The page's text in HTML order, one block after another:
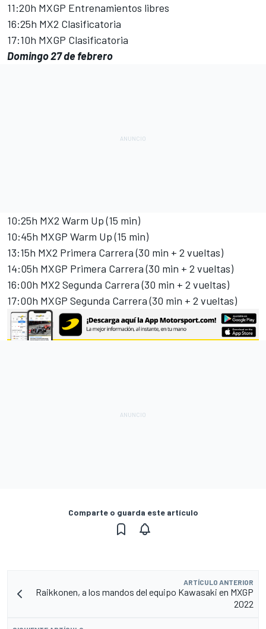
11:20h MXGP Entrenamientos libres
16:25h MX2 Clasificatoria
17:10h MXGP Clasificatoria
Domingo 27 de febrero
10:25h MX2 Warm Up (15 min)
10:45h MXGP Warm Up (15 min)
13:15h MX2 Primera Carrera (30 min + 2 vueltas)
14:05h MXGP Primera Carrera (30 min + 2 vueltas)
16:00h MX2 Segunda Carrera (30 min + 2 vueltas)
17:00h MXGP Segunda Carrera (30 min + 2 vueltas)
Comparte o guarda este artículo
ARTÍCULO ANTERIOR
Raikkonen, a los mandos del equipo Kawasaki en MXGP
2022